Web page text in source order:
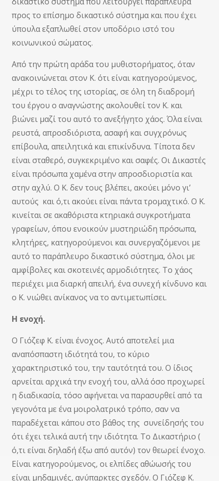
προς το επίσημο δικαστικό σύστημα και που έχει
ύπουλα εξαπλωθεί στον υποδόριο ιστό του
κοινωνικού σώματος.
Από την πρώτη αράδα του μυθιστορήματος, όταν
ανακοινώνεται στον Κ. ότι είναι κατηγορούμενος,
μέχρι το τέλος της ιστορίας, σε όλη τη διαδρομή
του έργου ο αναγνώστης ακολουθεί τον Κ. και
βιώνει μαζί του αυτό το ανεξήγητο χάος. Όλα είναι
ρευστά, απροσδιόριστα, ασαφή και συγχρόνως
επίβουλα, απειλητικά και επικίνδυνα. Τίποτα δεν
είναι σταθερό, συγκεκριμένο και σαφές. Οι Δικαστές
είναι πρόσωπα χαμένα στην απροσδιοριστία και
στην αχλύ. Ο Κ. δεν τους βλέπει, ακούει μόνο γι’
αυτούς και ό,τι ακούει είναι πάντα τρομαχτικό. Ο Κ.
κινείται σε ακαθόριστα κτηριακά συγκροτήματα
γραφείων, όπου ενοικούν μυστηριώδη πρόσωπα,
κλητήρες, κατηγορούμενοι και συνεργαζόμενοι με
αυτό το παράπλευρο δικαστικό σύστημα, όλοι με
αμφίβολες και σκοτεινές αρμοδιότητες. Το χάος
περιέχει μια διαρκή απειλή, ένα συνεχή κίνδυνο και
ο Κ. νιώθει ανίκανος να το αντιμετωπίσει.
Η ενοχή.
Ο Γιόζεφ Κ. είναι ένοχος. Αυτό αποτελεί μια
αναπόσπαστη ιδιότητά του, το κύριο
χαρακτηριστικό του, την ταυτότητά του. Ο ίδιος
αρνείται αρχικά την ενοχή του, αλλά όσο προχωρεί
η διαδικασία, τόσο αφήνεται να παρασυρθεί από τα
γεγονότα με ένα μοιρολατρικό τρόπο, σαν να
παραδέχεται κάπου στο βάθος της συνείδησής του
ότι έχει τελικά αυτή την ιδιότητα. Το Δικαστήριο (
ό,τι είναι δηλαδή έξω από αυτόν) τον θεωρεί ένοχο.
Είναι κατηγορούμενος, οι ελπίδες αθώωσής του
είναι μηδαμινές, ανύπαρκτες σχεδόν. Ο Γιόζεφ Κ.